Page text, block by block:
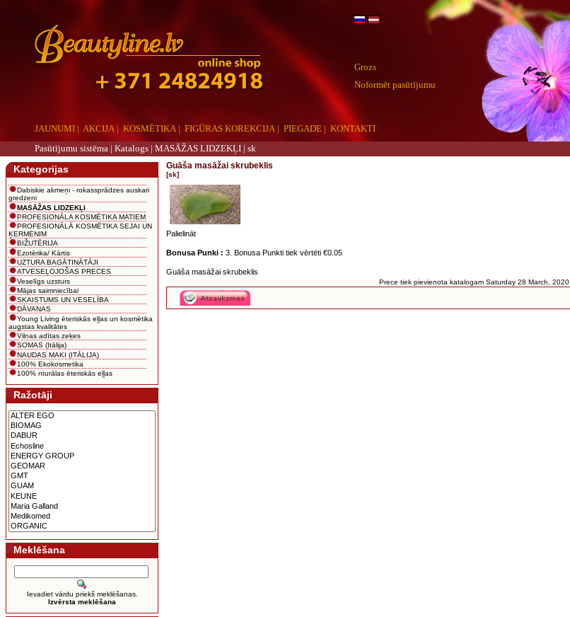
JAUNUMI | AKCIJA | KOSMĒTIKA | FIGŪRAS KOREKCIJA| PIEGADE | KONTAKTI
Grozs
Noformēt pasūtījumu
Pasūtījumu sistēma | Katalogs | MASĀŽAS LIDZEKĻI | sk
Kategorijas
Dabiskie akmeņi - rokassprādzes auskari
gredzeni
MASĀŽAS LIDZEKĻI
PROFESIONĀLA KOSMĒTIKA MATIEM
PROFESIONĀLĀ KOSMĒTIKA SEJAI UN
ĶERMENIM
BIŽUTĒRIJA
Ezotērika/ Kārtis
UZTURA BAGĀTINĀTĀJI
ATVESEĻOJOŠAS PRECES
Veselīgs uzsturs
Mājas saimniecībai
SKAISTUMS UN VESELĪBA
DĀVANAS
Young Living ēteriskās eļļas un kosmētika
augstas kvalitātes
Vilnas adītas zeķes
SOMAS (Itālija)
NAUDAS MAKI (ITĀLIJA)
100% Ekokosmetika
100% nturālas ēteriskās eļļas
Ražotāji
Meklēšana
Ievadiet vārdu priekš meklēšanas.
Izvērsta meklēšana
Guāša masāžai skrubeklis
[sk]
Palielināt
Bonusa Punki : 3. Bonusa Punkti tiek vērtēti €0.05
Guāša masāžai skrubeklis
Prece tiek pievienota katalogam Saturday 28 March, 2020.